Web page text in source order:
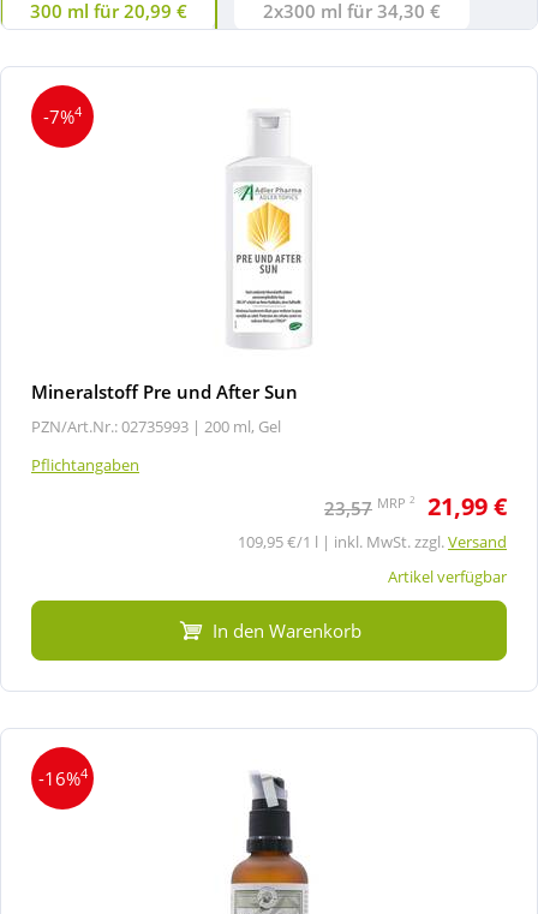
300 ml für 20,99 € 2x300 ml für 34,30 €
-7%4
Mineralstoff Pre und After Sun
PZN/Art.Nr.: 02735993 | 200 ml, Gel
Pflichtangaben
23,57 MRP 2 21,99 €
109,95 €/1 l | inkl. MwSt. zzgl.Versand
Artikel verfügbar
In den Warenkorb
-16%4